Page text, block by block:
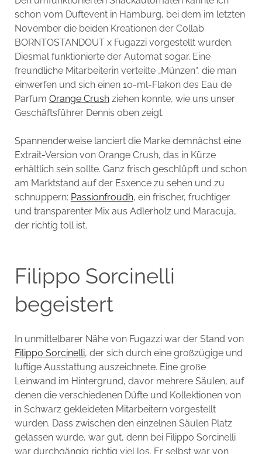
schon vom Duftevent in Hamburg, bei dem im letzten
November die beiden Kreationen der Collab
BORNTOSTANDOUT x Fugazzi vorgestellt wurden.
Diesmal funktionierte der Automat sogar. Eine
freundliche Mitarbeiterin verteilte „Münzen“, die man
einwerfen und sich einen 10-ml-Flakon des Eau de
Parfum Orange Crushziehen konnte, wie uns unser
Geschäftsführer Dennis oben zeigt.
Spannenderweise lanciert die Marke demnächst eine
Extrait-Version von Orange Crush, das in Kürze
erhältlich sein sollte. Ganz frisch geschlüpft und schon
am Marktstand auf der Esxence zu sehen und zu
schnuppern: Passionfroudh, ein frischer, fruchtiger
und transparenter Mix aus Adlerholz und Maracuja,
der richtig toll ist.
Filippo Sorcinelli
begeistert
In unmittelbarer Nähe von Fugazzi war der Stand von
Filippo Sorcinelli, der sich durch eine großzügige und
luftige Ausstattung auszeichnete. Eine große
Leinwand im Hintergrund, davor mehrere Säulen, auf
denen die verschiedenen Düfte und Kollektionen von
in Schwarz gekleideten Mitarbeitern vorgestellt
wurden. Dass zwischen den einzelnen Säulen Platz
gelassen wurde, war gut, denn bei Filippo Sorcinelli
war durchgängig richtig viel los. Er selbst war von